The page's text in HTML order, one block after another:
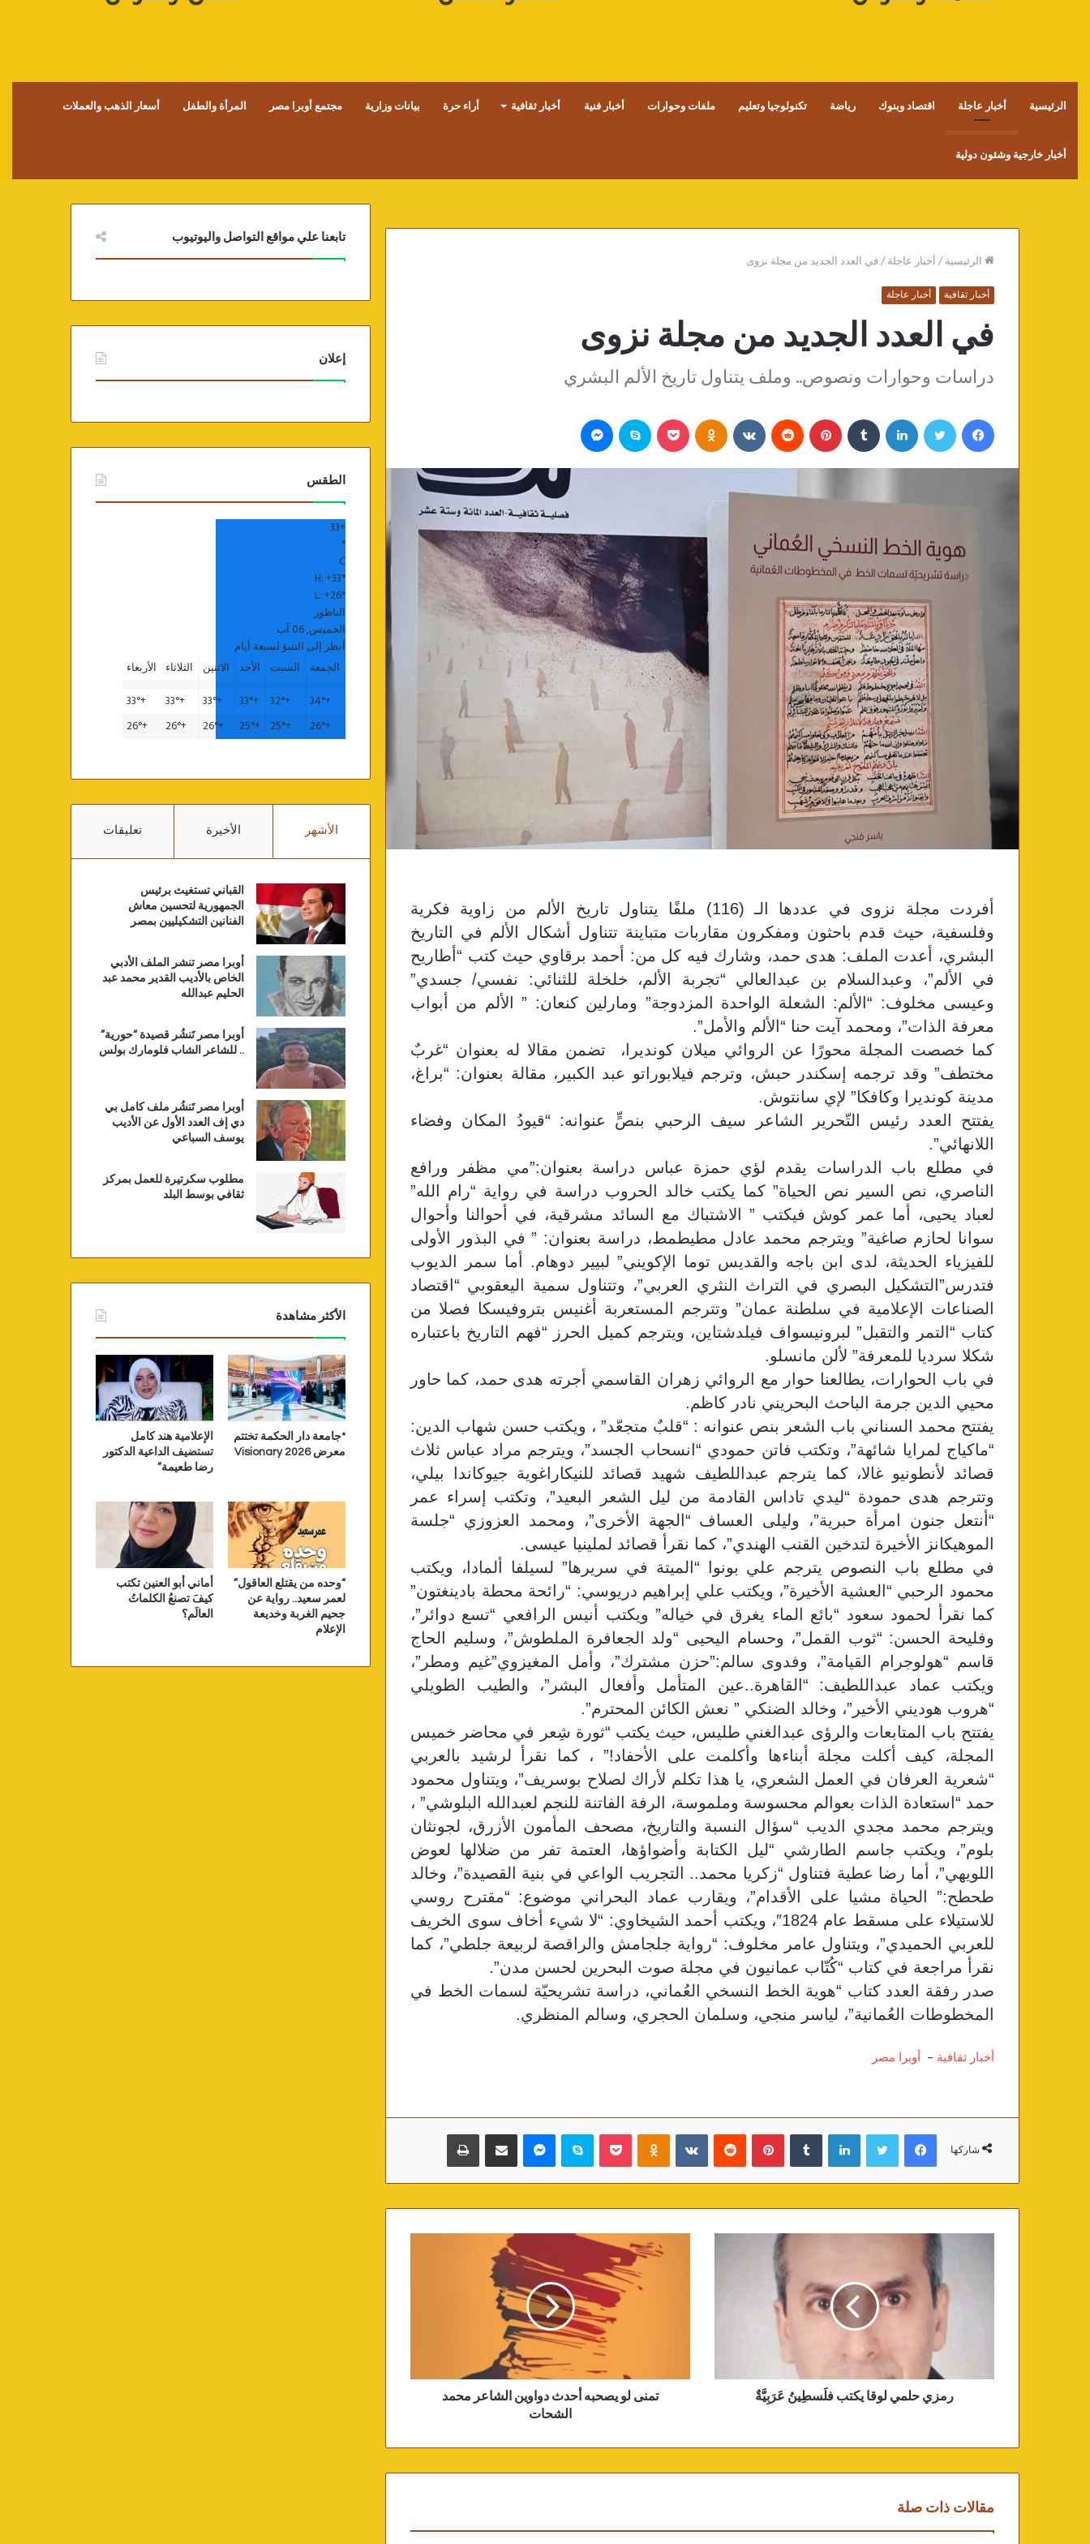
الرئيسية أخبار عاجلة اقتصاد وبنوك رياضة تكنولوجيا وتعليم ملفات وحوارات أخبار فنية أخبار ثقافية أراء حرة بيانات وزارية مجتمع أوبرا مصر المرأة والطفل أسعار الذهب والعملات
أخبار خارجية وشئون دولية
الرئيسية/أخبار عاجلة/في العدد الجديد من مجلة نزوى
أخبار ثقافية أخبار عاجلة
في العدد الجديد من مجلة نزوى
دراسات وحوارات ونصوص.. وملف يتناول تاريخ الألم البشري
أفردت مجلة نزوى في عددها الـ (116) ملفًا يتناول تاريخ الألم من زاوية فكرية
وفلسفية، حيث قدم باحثون ومفكرون مقاربات متباينة تتناول أشكال الألم في التاريخ
البشري، أعدت الملف: هدى حمد، وشارك فيه كل من: أحمد برقاوي حيث كتب “أطاريح
في الألم”، وعبدالسلام بن عبدالعالي “تجربة الألم، خلخلة للثنائي: نفسي/ جسدي”
وعيسى مخلوف: “الألم: الشعلة الواحدة المزدوجة” ومارلين كنعان: ” الألم من أبواب
معرفة الذات”، ومحمد آيت حنا “الألم والأمل”.
كما خصصت المجلة محورًا عن الروائي ميلان كونديرا، تضمن مقالا له بعنوان “غربٌ
مختطف” وقد ترجمه إسكندر حبش، وترجم فيلابوراتو عبد الكبير، مقالة بعنوان: “براغ،
مدينة كونديرا وكافكا” لإي سانتوش.
يفتتح العدد رئيس التّحرير الشاعر سيف الرحبي بنصٍّ عنوانه: “قيودُ المكان وفضاء
اللانهائي”.
في مطلع باب الدراسات يقدم لؤي حمزة عباس دراسة بعنوان:”مي مظفر ورافع
الناصري، نص السير نص الحياة” كما يكتب خالد الحروب دراسة في رواية “رام الله”
لعباد يحيى، أما عمر كوش فيكتب ” الاشتباك مع السائد مشرقية، في أحوالنا وأحوال
سوانا لحازم صاغية” ويترجم محمد عادل مطيطمط، دراسة بعنوان: ” في البذور الأولى
للفيزياء الحديثة، لدى ابن باجه والقديس توما الإكويني” لبيير دوهام. أما سمر الديوب
فتدرس”التشكيل البصري في التراث النثري العربي”، وتتناول سمية اليعقوبي “اقتصاد
الصناعات الإعلامية في سلطنة عمان” وتترجم المستعربة أغنيس بتروفيسكا فصلا من
كتاب “التمر والتقبل” لبرونيسواف فيلدشتاين، ويترجم كميل الحرز “فهم التاريخ باعتباره
شكلا سرديا للمعرفة” لألن مانسلو.
في باب الحوارات، يطالعنا حوار مع الروائي زهران القاسمي أجرته هدى حمد، كما حاور
محيي الدين جرمة الباحث البحريني نادر كاظم.
يفتتح محمد السناني باب الشعر بنص عنوانه : “قلبٌ متجعّد” ، ويكتب حسن شهاب الدين:
“ماكياج لمرايا شائهة”، وتكتب فاتن حمودي “انسحاب الجسد”، ويترجم مراد عباس ثلاث
قصائد لأنطونيو غالا، كما يترجم عبداللطيف شهيد قصائد للنيكاراغوية جيوكاندا بيلي،
وتترجم هدى حمودة “ليدي تاداس القادمة من ليل الشعر البعيد”، وتكتب إسراء عمر
“أنتعل جنون امرأة حبرية”، وليلى العساف “الجهة الأخرى”، ومحمد العزوزي “جلسة
الموهيكانز الأخيرة لتدخين القنب الهندي”، كما نقرأ قصائد لملينيا عيسى.
في مطلع باب النصوص يترجم علي بونوا “الميتة في سريرها” لسيلفا ألمادا، ويكتب
محمود الرحبي “العشية الأخيرة”، ويكتب علي إبراهيم دريوسي: “رائحة محطة بادينغتون”
كما نقرأ لحمود سعود “بائع الماء يغرق في خياله” ويكتب أنيس الرافعي “تسع دوائر”،
وفليحة الحسن: “ثوب القمل”، وحسام اليحيى “ولد الجعافرة الملطوش”، وسليم الحاج
قاسم “هولوجرام القيامة”، وفدوى سالم:”حزن مشترك”، وأمل المغيزوي”غيم ومطر”،
ويكتب عماد عبداللطيف: “القاهرة..عين المتأمل وأفعال البشر”، والطيب الطويلي
“هروب هوديني الأخير”، وخالد الضنكي ” نعش الكائن المحترم”.
يفتتح باب المتابعات والرؤى عبدالغني طليس، حيث يكتب “ثورة شِعر في محاضر خميس
المجلة، كيف أكلت مجلة أبناءها وأكلمت على الأحفاد!” ، كما نقرأ لرشيد بالعربي
“شعرية العرفان في العمل الشعري، يا هذا تكلم لأراك لصلاح بوسريف”، ويتناول محمود
حمد “استعادة الذات بعوالم محسوسة وملموسة، الرفة الفاتنة للنجم لعبدالله البلوشي” ،
ويترجم محمد مجدي الديب “سؤال النسبة والتاريخ، مصحف المأمون الأزرق، لجونثان
بلوم”، ويكتب جاسم الطارشي “ليل الكتابة وأضواؤها، العتمة تفر من ضلالها لعوض
اللويهي”، أما رضا عطية فتناول “زكريا محمد.. التجريب الواعي في بنية القصيدة”، وخالد
طحطح:” الحياة مشيا على الأقدام”، ويقارب عماد البحراني موضوع: “مقترح روسي
للاستيلاء على مسقط عام 1824″، ويكتب أحمد الشيخاوي: “لا شيء أخاف سوى الخريف
للعربي الحميدي”، ويتناول عامر مخلوف: “رواية جلجامش والراقصة لربيعة جلطي”، كما
نقرأ مراجعة في كتاب “كُتّاب عمانيون في مجلة صوت البحرين لحسن مدن”.
صدر رفقة العدد كتاب “هوية الخط النسخي العُماني، دراسة تشريحيّة لسمات الخط في
المخطوطات العُمانية”، لياسر منجي، وسلمان الحجري، وسالم المنظري.
أخبار ثقافية – أوبرا مصر
شاركها
فيسبوك لينكدإن بينتيريست بوكيت سكايب
رمزي حلمي لوقا يكتب فلَسطِينُ عَرَبِيَّةٌ
تمنى لو يصحبه أحدث دواوين الشاعر محمد
الشحات
مقالات ذات صلة
تابعنا علي مواقع التواصل واليوتيوب
إعلان
الطقس
+
33
°
C
H:+33°
L:+26°
الناظور
الخميس, 06 آب
أنظر إلى التنبؤ لسبعة أيام
الجمعة
السبت الأحد الاثنين الثلاثاء
الأربعاء
+
34°
+
32°
+
33°
+
33°
+
33°
+
33°
+
26°
+
25°
+
25°
+
26°
+
26°
+
26°
الأشهر الأخيرة تعليقات
القباني تستغيث برئيس
الجمهورية لتحسين معاش
الفنانين التشكيليين بمصر
أوبرا مصر تنشر الملف الأدبي
الخاص بالأديب القدير محمد عبد
الحليم عبدالله
أوبرا مصر تَنشُر قصيدة “حورية”
.. للشاعر الشاب فلومارك بولس
أوبرا مصر تَنشُر ملف كامل بي
دي إف العدد الأول عن الأديب
يوسف السباعي
مطلوب سكرتيرة للعمل بمركز
ثقافي بوسط البلد
الأكثر مشاهدة
*جامعة دار الحكمة تختتم
معرض Visionary 2026
الإعلامية هند كامل
تستضيف الداعية الدكتور
رضا طعيمة”
“وحده من يقتلع العاقول”
لعمر سعيد.. رواية عن
جحيم الغربة وخديعة
الإعلام
أماني أبو العنين تكتب
كيفَ تصنعُ الكلماتُ
العالَم؟